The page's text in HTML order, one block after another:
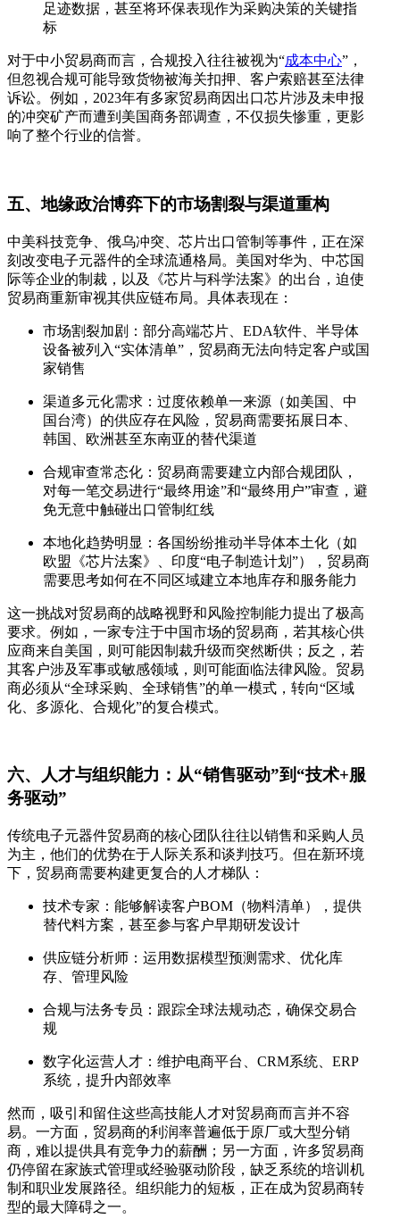
足迹数据，甚至将环保表现作为采购决策的关键指
标
对于中小贸易商而言，合规投入往往被视为“成本中心”，
但忽视合规可能导致货物被海关扣押、客户索赔甚至法律
诉讼。例如，2023年有多家贸易商因出口芯片涉及未申报
的冲突矿产而遭到美国商务部调查，不仅损失惨重，更影
响了整个行业的信誉。
五、地缘政治博弈下的市场割裂与渠道重构
中美科技竞争、俄乌冲突、芯片出口管制等事件，正在深
刻改变电子元器件的全球流通格局。美国对华为、中芯国
际等企业的制裁，以及《芯片与科学法案》的出台，迫使
贸易商重新审视其供应链布局。具体表现在：
市场割裂加剧：部分高端芯片、EDA软件、半导体
设备被列入“实体清单”，贸易商无法向特定客户或国
家销售
渠道多元化需求：过度依赖单一来源（如美国、中
国台湾）的供应存在风险，贸易商需要拓展日本、
韩国、欧洲甚至东南亚的替代渠道
合规审查常态化：贸易商需要建立内部合规团队，
对每一笔交易进行“最终用途”和“最终用户”审查，避
免无意中触碰出口管制红线
本地化趋势明显：各国纷纷推动半导体本土化（如
欧盟《芯片法案》、印度“电子制造计划”），贸易商
需要思考如何在不同区域建立本地库存和服务能力
这一挑战对贸易商的战略视野和风险控制能力提出了极高
要求。例如，一家专注于中国市场的贸易商，若其核心供
应商来自美国，则可能因制裁升级而突然断供；反之，若
其客户涉及军事或敏感领域，则可能面临法律风险。贸易
商必须从“全球采购、全球销售”的单一模式，转向“区域
化、多源化、合规化”的复合模式。
六、人才与组织能力：从“销售驱动”到“技术+服
务驱动”
传统电子元器件贸易商的核心团队往往以销售和采购人员
为主，他们的优势在于人际关系和谈判技巧。但在新环境
下，贸易商需要构建更复合的人才梯队：
技术专家：能够解读客户BOM（物料清单），提供
替代料方案，甚至参与客户早期研发设计
供应链分析师：运用数据模型预测需求、优化库
存、管理风险
合规与法务专员：跟踪全球法规动态，确保交易合
规
数字化运营人才：维护电商平台、CRM系统、ERP
系统，提升内部效率
然而，吸引和留住这些高技能人才对贸易商而言并不容
易。一方面，贸易商的利润率普遍低于原厂或大型分销
商，难以提供具有竞争力的薪酬；另一方面，许多贸易商
仍停留在家族式管理或经验驱动阶段，缺乏系统的培训机
制和职业发展路径。组织能力的短板，正在成为贸易商转
型的最大障碍之一。